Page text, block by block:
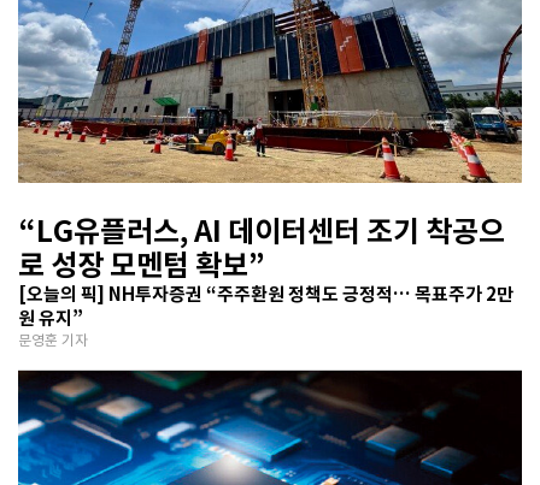
“LG유플러스, AI 데이터센터 조기 착공으
로 성장 모멘텀 확보”
[오늘의 픽] NH투자증권 “주주환원 정책도 긍정적… 목표주가 2만
원 유지”
문영훈 기자